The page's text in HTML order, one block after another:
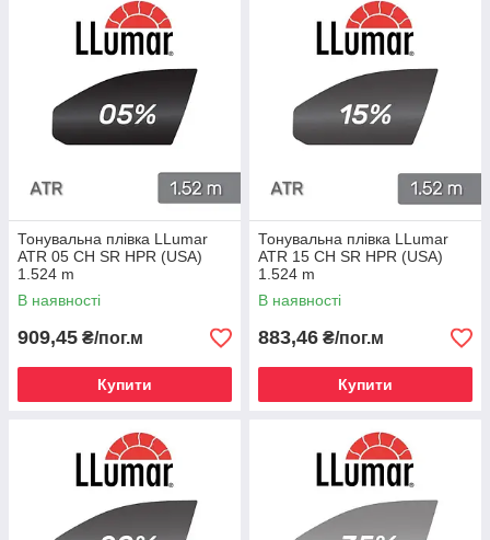
Тонувальна плівка LLumar
ATR 05 CH SR HPR (USA)
1.524 m
В наявності
909,45 ₴/пог.м
Купити
Тонувальна плівка LLumar
ATR 15 CH SR HPR (USA)
1.524 m
В наявності
883,46 ₴/пог.м
Купити